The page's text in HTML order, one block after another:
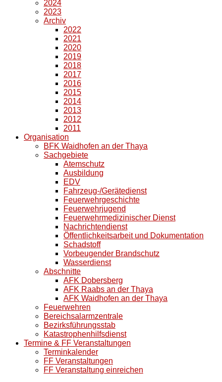
2024
2023
Archiv
2022
2021
2020
2019
2018
2017
2016
2015
2014
2013
2012
2011
Organisation
BFK Waidhofen an der Thaya
Sachgebiete
Atemschutz
Ausbildung
EDV
Fahrzeug-/Gerätedienst
Feuerwehrgeschichte
Feuerwehrjugend
Feuerwehrmedizinischer Dienst
Nachrichtendienst
Öffentlichkeitsarbeit und Dokumentation
Schadstoff
Vorbeugender Brandschutz
Wasserdienst
Abschnitte
AFK Dobersberg
AFK Raabs an der Thaya
AFK Waidhofen an der Thaya
Feuerwehren
Bereichsalarmzentrale
Bezirksführungsstab
Katastrophenhilfsdienst
Termine & FF Veranstaltungen
Terminkalender
FF Veranstaltungen
FF Veranstaltung einreichen